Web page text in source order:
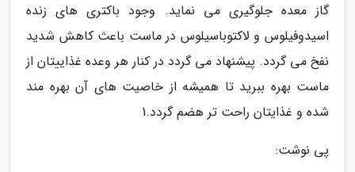
گاز معده جلوگیری می نماید. وجود باکتری های زنده
اسیدوفیلوس و لاکتوباسیلوس در ماست باعث کاهش شدید
نفخ می گردد. پیشنهاد می گردد در کنار هر وعده غذاییتان از
ماست بهره ببرید تا همیشه از خاصیت های آن بهره مند
شده و غذایتان راحت تر هضم گردد.1
پی نوشت: